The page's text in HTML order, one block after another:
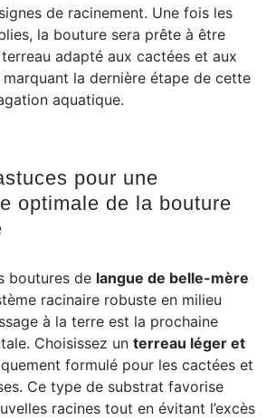
de racinement. Une fois les
la bouture sera prête à être
adapté aux cactées et aux
marquant la dernière étape de cette
aquatique.
pour une
optimale de la bouture
boutures de langue de belle-mère
racinaire robuste en milieu
à la terre est la prochaine
Choisissez un terreau léger et
formulé pour les cactées et
Ce type de substrat favorise
racines tout en évitant l’excès